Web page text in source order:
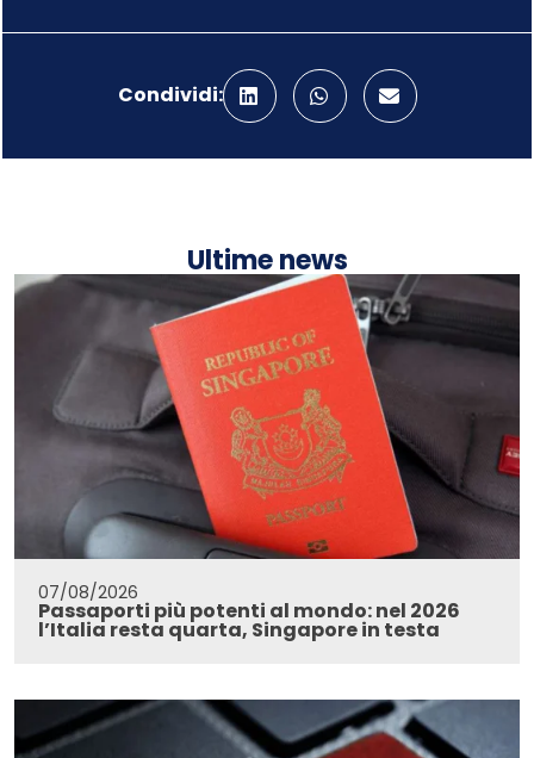
Condividi:
Ultime news
07/08/2026
Passaporti più potenti al mondo: nel 2026
l’Italia resta quarta, Singapore in testa